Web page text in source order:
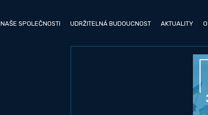
NAŠE SPOLEČNOSTI UDRŽITELNÁ BUDOUCNOST AKTUALITY